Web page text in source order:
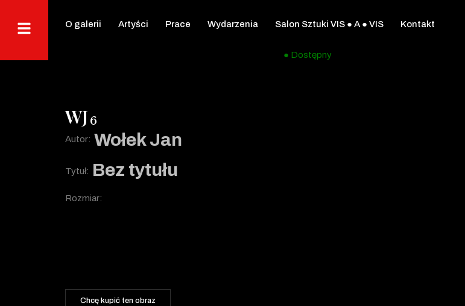
O galerii Artyści Prace Wydarzenia Salon Sztuki VIS ● A ● VIS Kontakt
WJ 6
Autor: Wołek Jan
Tytuł: Bez tytułu
Rozmiar:
Chcę kupić ten obraz
● Dostępny